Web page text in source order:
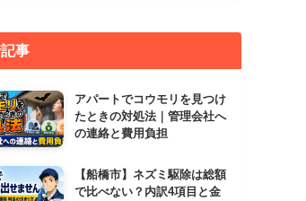
事
アパートでコウモリを見つけ
たときの対処法｜管理会社へ
の連絡と費用負担
【船橋市】ネズミ駆除は総額
で比べない？内訳4項目と金